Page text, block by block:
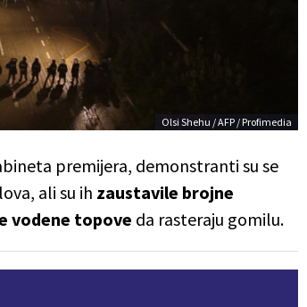
Olsi Shehu / AFP / Profimedia
premijera, demonstranti su se
ali su ih zaustavile brojne
vodene topove da rasteraju gomilu.